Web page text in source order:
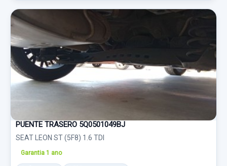
PUENTE TRASERO 5Q0501049BJ
SEAT LEON ST (5F8) 1.6 TDI
Garantia 1 ano